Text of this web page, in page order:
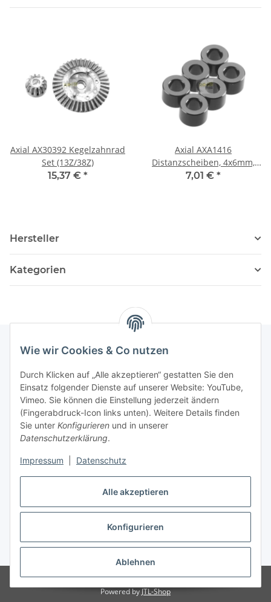
Alle akzeptieren
Konfigurieren
Ablehnen
Wie wir Cookies & Co nutzen
Durch Klicken auf „Alle akzeptieren“ gestatten Sie den
Einsatz folgender Dienste auf unserer Website: YouTube,
Vimeo. Sie können die Einstellung jederzeit ändern
(Fingerabdruck-Icon links unten). Weitere Details finden
Sie unter Konfigurieren und in unserer
Datenschutzerklärung.
Impressum Datenschutz
Axial AX30392 Kegelzahnrad
Set (13Z/38Z)
15,37 € *
Axial AXA1416
Distanzscheiben, 4x6mm,
grau
7,01 € *
Hersteller
Kategorien
Informationen
036204. 803903
Achtung!!!
16:00 – 19:00 Uhr
Vertrag widerrufen
* Alle Preise inkl. gesetzlicher USt., zzgl.Versand
© RC-High Performance
Irrtümer und Änderungen vorbehalten
Powered byJTL-Shop